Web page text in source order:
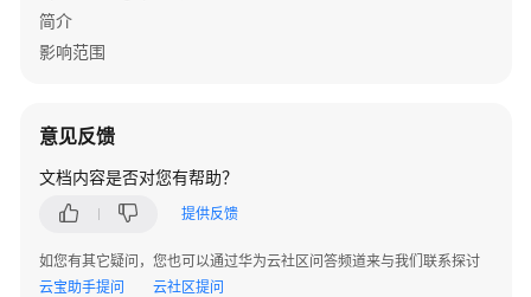
践
指
南
开
指
南
简介
影响范围
意见反馈
文档内容是否对您有帮助？
提供反馈
如您有其它疑问，您也可以通过华为云社区问答频道来与我们联系探讨
云宝助手提问
云社区提问